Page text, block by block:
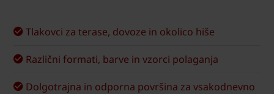
Tlakovci za terase, dovoze in okolico hiše
Različni formati, barve in vzorci polaganja
Dolgotrajna in odporna površina za vsakodnevno